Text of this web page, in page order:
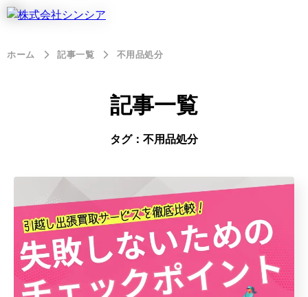
ホーム 記事一覧 不用品処分
記事一覧
タグ：不用品処分